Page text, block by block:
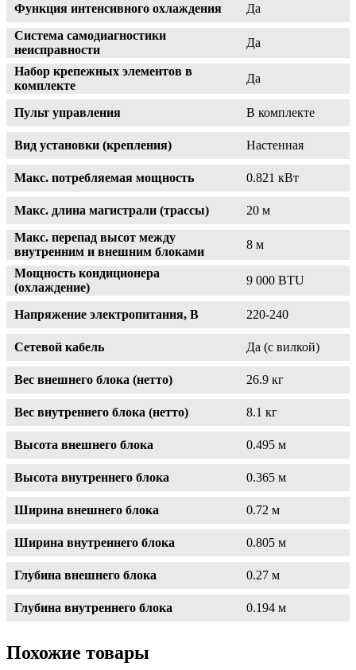
Функция интенсивного охлаждения
Да
Система самодиагностики
неисправности
Да
Набор крепежных элементов в
комплекте
Да
Пульт управления В комплекте
Вид установки (крепления) Настенная
Макс. потребляемая мощность 0.821 кВт
Макс. длина магистрали (трассы)
20 м
Макс. перепад высот между
внутренним и внешним блоками
8 м
Мощность кондиционера
(охлаждение)
9 000 BTU
Напряжение электропитания, В 220-240
Сетевой кабель Да (с вилкой)
Вес внешнего блока (нетто) 26.9 кг
Вес внутреннего блока (нетто) 8.1 кг
Высота внешнего блока 0.495 м
Высота внутреннего блока 0.365 м
Ширина внешнего блока 0.72 м
Ширина внутреннего блока 0.805 м
Глубина внешнего блока 0.27 м
Глубина внутреннего блока 0.194 м
Похожие товары